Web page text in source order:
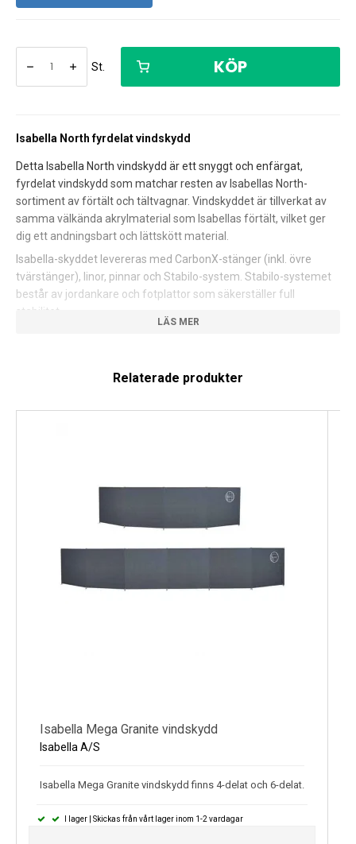
St. KÖP
Isabella North fyrdelat vindskydd
Detta Isabella North vindskydd är ett snyggt och enfärgat,
fyrdelat vindskydd som matchar resten av Isabellas North-
sortiment av förtält och tältvagnar. Vindskyddet är tillverkat av
samma välkända akrylmaterial som Isabellas förtält, vilket ger
dig ett andningsbart och lättskött material.
Isabella-skyddet levereras med CarbonX-stänger (inkl. övre
tvärstänger), linor, pinnar och Stabilo-system. Stabilo-systemet
består av jordankare och fotplattor som säkerställer full
stabilitet.
Relaterade produkter
Isabella Mega Granite vindskydd
Isabella A/S
Isabella Mega Granite vindskydd finns 4-delat och 6-delat.
I lager | Skickas från vårt lager inom 1-2 vardagar